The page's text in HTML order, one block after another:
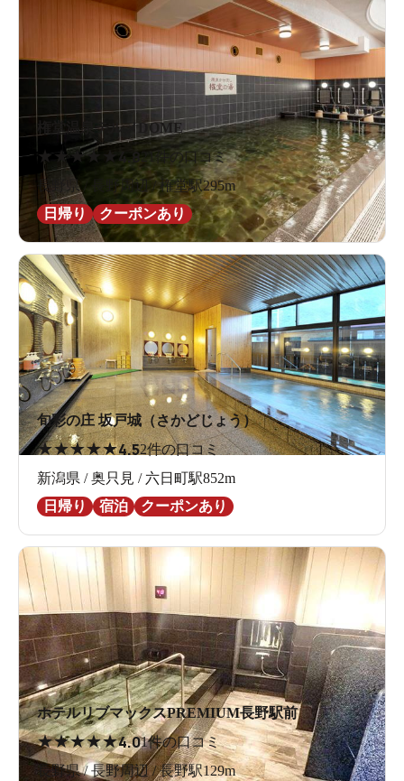
権堂温泉テルメDOME
★ ★★★ ★ 4.821件の口コミ
長野県 / 長野周辺 / 権堂駅295m
日帰り
クーポンあり
旬彩の庄 坂戸城（さかどじょう）
★★★★★4.52件の口コミ
新潟県 / 奥只見 / 六日町駅852m
日帰り
宿泊 クーポンあり
ホテルリブマックスPREMIUM長野駅前
★★★★★4.01件の口コミ
長野県 / 長野周辺 / 長野駅129m